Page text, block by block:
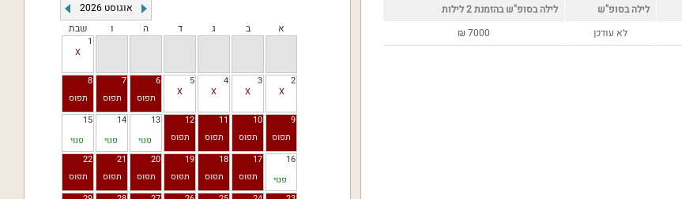
אוגוסט 2026
א
ב ג ד ה ו שבת
1
2
3
4
5
6
7
8
9
10
11
12
13
פנוי
14
פנוי
15
פנוי
16
פנוי
17
18
19
20
21
22
לילה בסופ"ש
לילה בסופ"ש בהזמנת 2 לילות
לא עודכן 7000
₪